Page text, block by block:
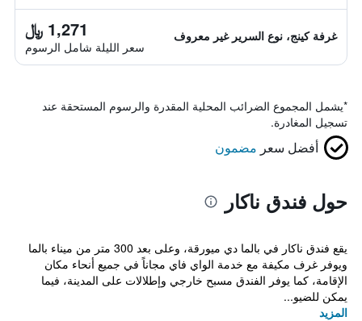
غرفة كينج، نوع السرير غير معروف 1,271 ﷼
سعر الليلة شامل الرسوم
*يشمل المجموع الضرائب المحلية المقدرة والرسوم المستحقة عند
تسجيل المغادرة.
أفضل سعر مضمون
حول فندق ناكار
يقع فندق ناكار في بالما دي ميورقة، وعلى بعد 300 متر من ميناء بالما
ويوفر غرف مكيفة مع خدمة الواي فاي مجاناً في جميع أنحاء مكان
الإقامة، كما يوفر الفندق مسبح خارجي وإطلالات على المدينة، فيما
يمكن للضيو...
المزيد